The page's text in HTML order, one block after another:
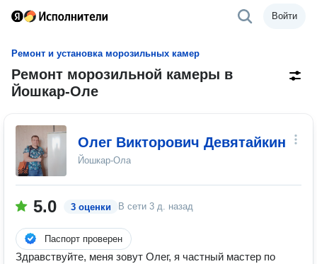
Войти
Ремонт и установка морозильных камер
Ремонт морозильной камеры в
Йошкар-Оле
Олег Викторович Девятайкин
Йошкар-Ола
5.0 3 оценки В сети 3 д. назад
Паспорт проверен
Здравствуйте, меня зовут Олег, я частный мастер по